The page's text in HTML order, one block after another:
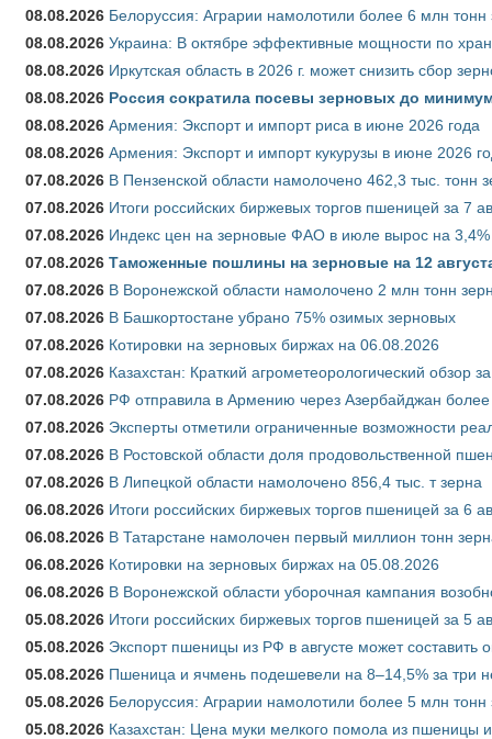
08.08.2026 Белоруссия: Аграрии намолотили более 6 млн тонн
08.08.2026 Украина: В октябре эффективные мощности по
08.08.2026 Иркутская область в 2026 г. может снизить сбор
08.08.2026 Россия сократила посевы зерновых до
08.08.2026 Армения: Экспорт и импорт риса в июне 2026 года
08.08.2026 Армения: Экспорт и импорт кукурузы в июне 2026
07.08.2026 В Пензенской области намолочено 462,3 тыс. тонн
07.08.2026 Итоги российских биржевых торгов пшеницей за 7
07.08.2026 Индекс цен на зерновые ФАО в июле вырос на 3,4%
07.08.2026 Таможенные пошлины на зерновые на 12
07.08.2026 В Воронежской области намолочено 2 млн тонн
07.08.2026 В Башкортостане убрано 75% озимых зерновых
07.08.2026 Котировки на зерновых биржах на 06.08.2026
07.08.2026 Казахстан: Краткий агрометеорологический обзор
07.08.2026 РФ отправила в Армению через Азербайджан более
07.08.2026 Эксперты отметили ограниченные возможности
07.08.2026 В Ростовской области доля продовольственной
07.08.2026 В Липецкой области намолочено 856,4 тыс. т зерна
06.08.2026 Итоги российских биржевых торгов пшеницей за 6
06.08.2026 В Татарстане намолочен первый миллион тонн
06.08.2026 Котировки на зерновых биржах на 05.08.2026
06.08.2026 В Воронежской области уборочная кампания
05.08.2026 Итоги российских биржевых торгов пшеницей за 5
05.08.2026 Экспорт пшеницы из РФ в августе может составить
05.08.2026 Пшеница и ячмень подешевели на 8–14,5% за три
05.08.2026 Белоруссия: Аграрии намолотили более 5 млн тонн
05.08.2026 Казахстан: Цена муки мелкого помола из пшеницы